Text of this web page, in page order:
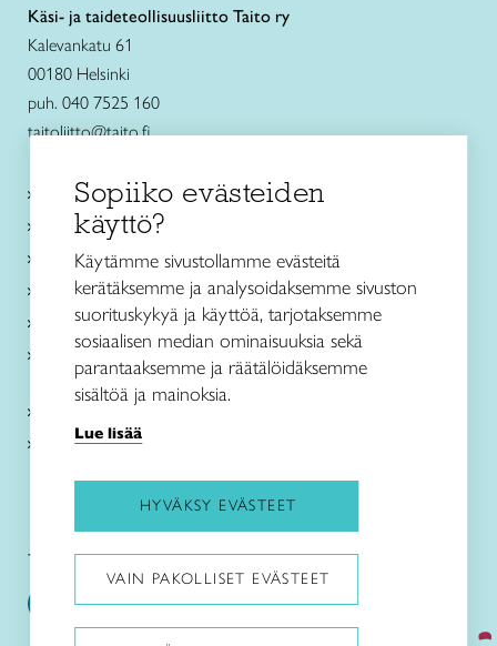
Käsi- ja taideteollisuusliitto Taito ry
Kalevankatu 61
00180 Helsinki
puh. 040 7525 160
taitoliitto@taito.fi
Käsityökurssit ja koulutus
Ajankohtaista
Käsityöohjeet
Me olemme Taito
Paikallinen toiminta
Verkkokaupat
Kirjaudu Arviin
Kirjaudu Taitocampukseen
Taitoliitto: Taito-lehti:
Sopiiko evästeiden
käyttö?
Käytämme sivustollamme evästeitä
kerätäksemme ja analysoidaksemme sivuston
suorituskykyä ja käyttöä, tarjotaksemme
sosiaalisen median ominaisuuksia sekä
parantaaksemme ja räätälöidäksemme
sisältöä ja mainoksia.
Lue lisää
HYVÄKSY EVÄSTEET
VAIN PAKOLLISET EVÄSTEET